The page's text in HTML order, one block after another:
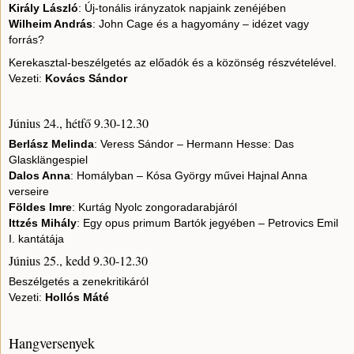
Király László: Új-tonális irányzatok napjaink zenéjében
Wilheim András: John Cage és a hagyomány – idézet vagy
forrás?
Kerekasztal-beszélgetés az előadók és a közönség részvételével.
Vezeti: Kovács Sándor
Június 24., hétfő 9.30-12.30
Berlász Melinda: Veress Sándor – Hermann Hesse: Das
Glasklängespiel
Dalos Anna: Homályban – Kósa György művei Hajnal Anna
verseire
Földes Imre: Kurtág Nyolc zongoradarabjáról
Ittzés Mihály: Egy opus primum Bartók jegyében – Petrovics Emil
I. kantátája
Június 25., kedd 9.30-12.30
Beszélgetés a zenekritikáról
Vezeti: Hollós Máté
Hangversenyek